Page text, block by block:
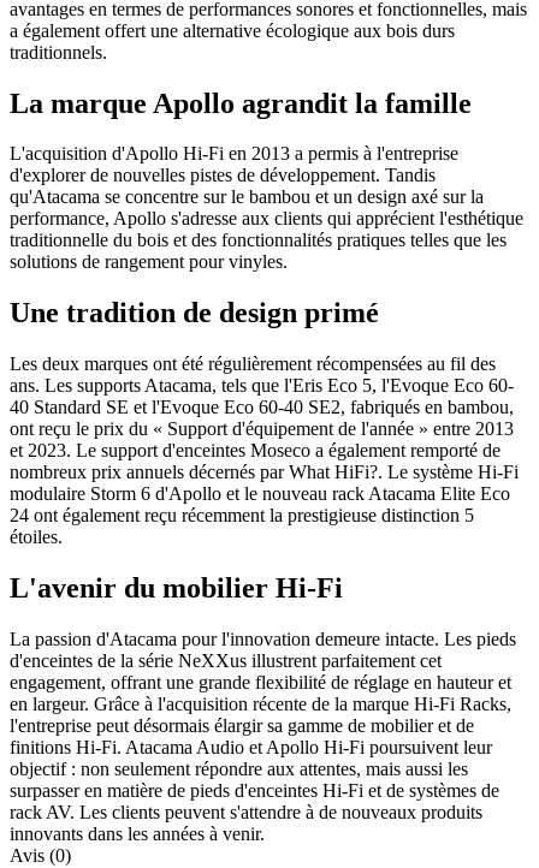
avantages en termes de performances sonores et fonctionnelles, mais
a également offert une alternative écologique aux bois durs
traditionnels.
La marque Apollo agrandit la famille
L'acquisition d'Apollo Hi-Fi en 2013 a permis à l'entreprise
d'explorer de nouvelles pistes de développement. Tandis
qu'Atacama se concentre sur le bambou et un design axé sur la
performance, Apollo s'adresse aux clients qui apprécient l'esthétique
traditionnelle du bois et des fonctionnalités pratiques telles que les
solutions de rangement pour vinyles.
Une tradition de design primé
Les deux marques ont été régulièrement récompensées au fil des
ans. Les supports Atacama, tels que l'Eris Eco 5, l'Evoque Eco 60-
40 Standard SE et l'Evoque Eco 60-40 SE2, fabriqués en bambou,
ont reçu le prix du « Support d'équipement de l'année » entre 2013
et 2023. Le support d'enceintes Moseco a également remporté de
nombreux prix annuels décernés par What HiFi?. Le système Hi-Fi
modulaire Storm 6 d'Apollo et le nouveau rack Atacama Elite Eco
24 ont également reçu récemment la prestigieuse distinction 5
étoiles.
L'avenir du mobilier Hi-Fi
La passion d'Atacama pour l'innovation demeure intacte. Les pieds
d'enceintes de la série NeXXus illustrent parfaitement cet
engagement, offrant une grande flexibilité de réglage en hauteur et
en largeur. Grâce à l'acquisition récente de la marque Hi-Fi Racks,
l'entreprise peut désormais élargir sa gamme de mobilier et de
finitions Hi-Fi. Atacama Audio et Apollo Hi-Fi poursuivent leur
objectif : non seulement répondre aux attentes, mais aussi les
surpasser en matière de pieds d'enceintes Hi-Fi et de systèmes de
rack AV. Les clients peuvent s'attendre à de nouveaux produits
innovants dans les années à venir.
Avis (0)